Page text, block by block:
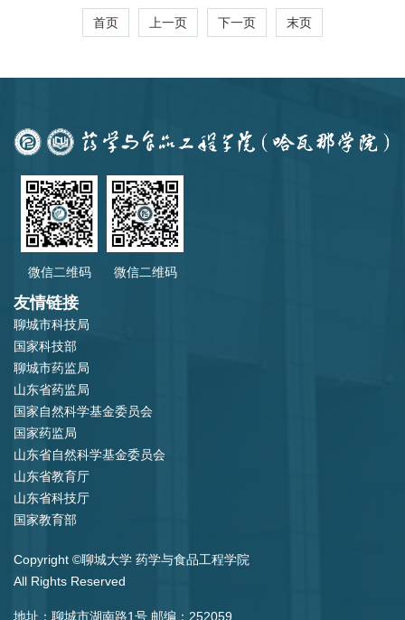
首页 上一页 下一页 末页
微信二维码 微信二维码
友情链接
聊城市科技局
国家科技部
聊城市药监局
山东省药监局
国家自然科学基金委员会
国家药监局
山东省自然科学基金委员会
山东省教育厅
山东省科技厅
国家教育部
Copyright ©聊城大学 药学与食品工程学院
All Rights Reserved
地址：聊城市湖南路1号 邮编：252059